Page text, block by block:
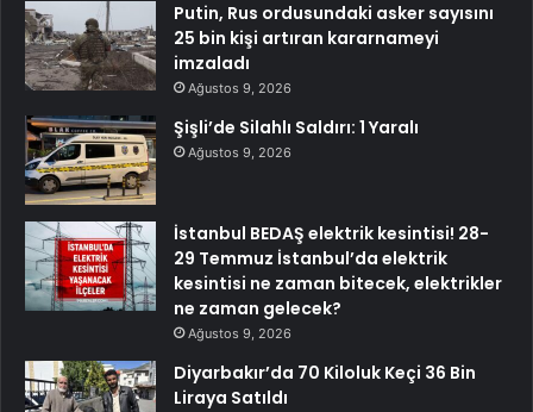
Putin, Rus ordusundaki asker sayısını
25 bin kişi artıran kararnameyi
imzaladı
Ağustos 9, 2026
Şişli’de Silahlı Saldırı: 1 Yaralı
Ağustos 9, 2026
İstanbul BEDAŞ elektrik kesintisi! 28-
29 Temmuz İstanbul’da elektrik
kesintisi ne zaman bitecek, elektrikler
ne zaman gelecek?
Ağustos 9, 2026
Diyarbakır’da 70 Kiloluk Keçi 36 Bin
Liraya Satıldı